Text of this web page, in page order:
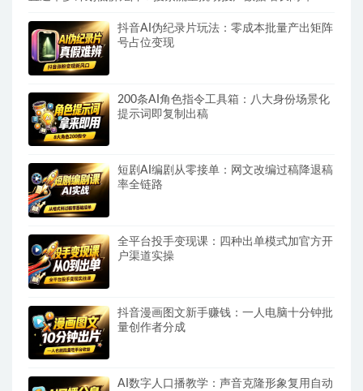
抖音AI伪纪录片玩法：零成本批量产出矩阵
号占位变现
200条AI角色指令工具箱：八大身份场景化
提示词即复制出稿
短剧AI编剧从零接单：网文改编过稿降退稿
率全链路
全平台投手变现课：四种出单模式加官方开
户渠道实操
抖音漫画图文新手赚钱：一人电脑十分钟批
量创作者分成
AI数字人口播教学：声音克隆形象复用自动